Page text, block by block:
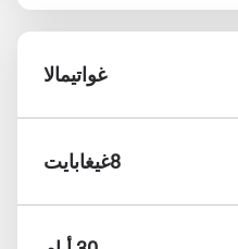
غواتيمالا
8غيغابايت